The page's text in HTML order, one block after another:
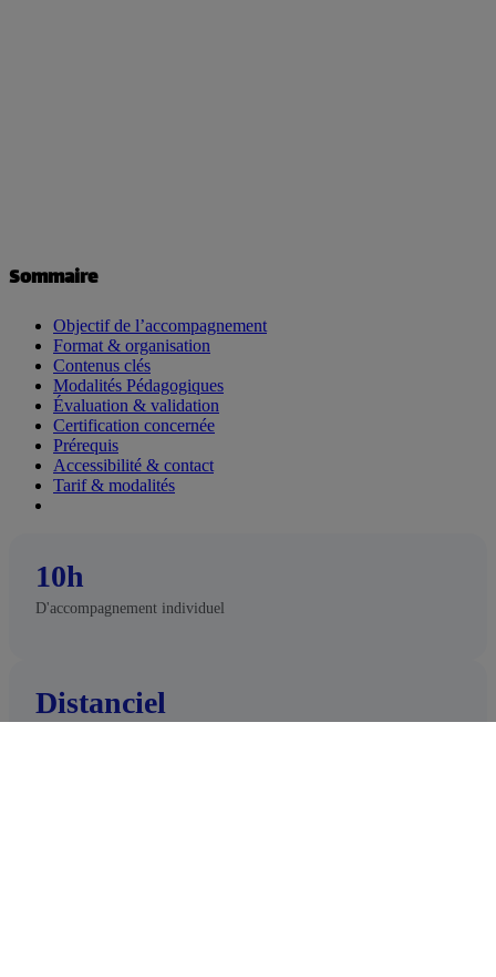
Sommaire
Objectif de l’accompagnement
Format & organisation
Contenus clés
Modalités Pédagogiques
Évaluation & validation
Certification concernée
Prérequis
Accessibilité & contact
Tarif & modalités
10h
D'accompagnement individuel
Distanciel